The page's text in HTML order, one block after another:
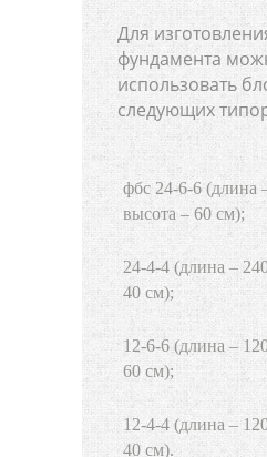
Для
фундамента
использовать
следующих
фбс 24-6-6 (длина
высота – 60 см);
24-4-4 (длина –
40 см);
12-6-6 (длина –
60 см);
12-4-4 (длина –
40 см).